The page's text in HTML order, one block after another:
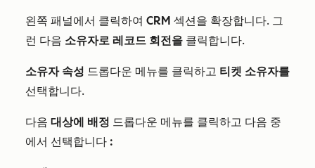
왼쪽 패널에서 클릭하여 CRM 섹션을 확장합니다. 그
런 다음 소유자로 레코드 회전을 클릭합니다.
소유자 속성 드롭다운 메뉴를 클릭하고 티켓 소유자를
선택합니다.
다음 대상에 배정 드롭다운 메뉴를 클릭하고 다음 중
에서 선택합니다 :